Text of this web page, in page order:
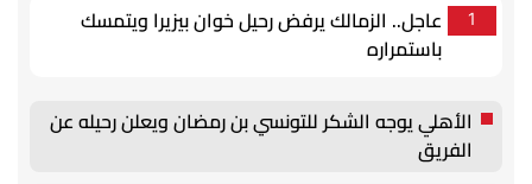
1
عاجل.. الزمالك يرفض رحيل خوان بيزيرا ويتمسك
باستمراره
الأهلي يوجه الشكر للتونسي بن رمضان ويعلن رحيله عن
الفريق